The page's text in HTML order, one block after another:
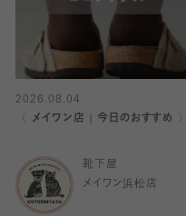
2026.08.04
〈 メイワン店｜今日のおすすめ 〉
靴下屋
メイワン浜松店